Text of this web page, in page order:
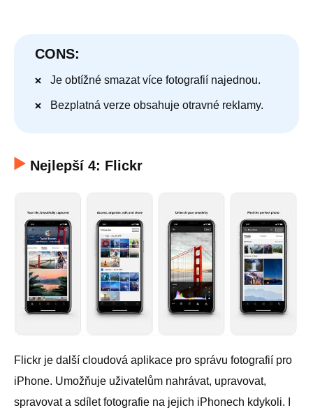
CONS:
Je obtížné smazat více fotografií najednou.
Bezplatná verze obsahuje otravné reklamy.
Nejlepší 4: Flickr
Flickr je další cloudová aplikace pro správu fotografií pro
iPhone. Umožňuje uživatelům nahrávat, upravovat,
spravovat a sdílet fotografie na jejich iPhonech kdykoli. I